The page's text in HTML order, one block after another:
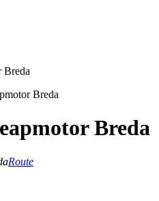
Breda
Breda
Route